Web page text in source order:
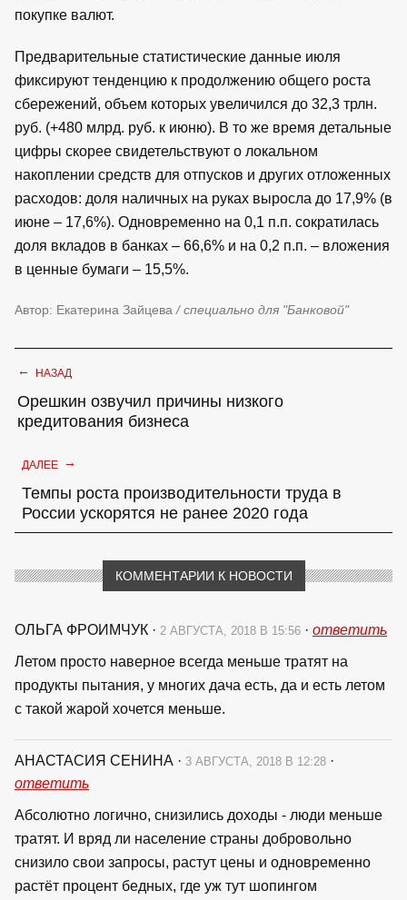
покупке валют.
Предварительные статистические данные июля
фиксируют тенденцию к продолжению общего роста
сбережений, объем которых увеличился до 32,3 трлн.
руб. (+480 млрд. руб. к июню). В то же время детальные
цифры скорее свидетельствуют о локальном
накоплении средств для отпусков и других отложенных
расходов: доля наличных на руках выросла до 17,9% (в
июне – 17,6%). Одновременно на 0,1 п.п. сократилась
доля вкладов в банках – 66,6% и на 0,2 п.п. – вложения
в ценные бумаги – 15,5%.
Автор: Екатерина Зайцева / специально для "Банковой"
← НАЗАД
Орешкин озвучил причины низкого
кредитования бизнеса
ДАЛЕЕ →
Темпы роста производительности труда в
России ускорятся не ранее 2020 года
КОММЕНТАРИИ К НОВОСТИ
ОЛЬГА ФРОИМЧУК · 2 АВГУСТА, 2018 В 15:56 · ответить
Летом просто наверное всегда меньше тратят на
продукты пытания, у многих дача есть, да и есть летом
с такой жарой хочется меньше.
АНАСТАСИЯ СЕНИНА · 3 АВГУСТА, 2018 В 12:28 ·
ответить
Абсолютно логично, снизились доходы - люди меньше
тратят. И вряд ли население страны добровольно
снизило свои запросы, растут цены и одновременно
растёт процент бедных, где уж тут шопингом